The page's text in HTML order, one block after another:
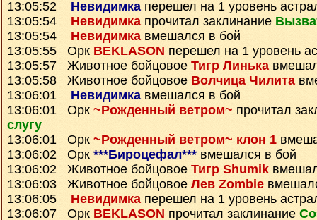
13:05:52 Невидимкаперешел на 1 уровень
13:05:54 Невидимкапрочитал заклинание
13:05:54 Невидимкавмешался в бой
13:05:55 Орк BEKLASON перешел на 1 уровень
13:05:57 Животное бойцовое Тигр Линька
13:05:58 Животное бойцовое Волчица Чилита
13:06:01 Невидимка вмешался в бой
13:06:01 Орк ~Рожденный ветром~ прочитал
слугу
13:06:01 Орк ~Рожденный ветром~ клон 1
13:06:02 Орк ***Бироцефал*** вмешался в бой
13:06:02 Животное бойцовое Тигр Shumik
13:06:03 Животное бойцовое Лев Zombie
13:06:05 Невидимкаперешел на 1 уровень
13:06:07 Орк BEKLASON прочитал заклинание